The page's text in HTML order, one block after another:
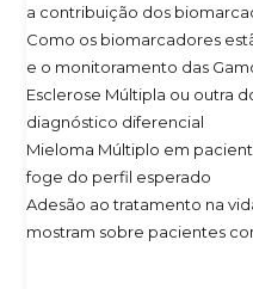
a contribuição dos
Como os biomarcadores
e o monitoramento das
Esclerose Múltipla ou outra
diagnóstico diferencial
Mieloma Múltiplo em
foge do perfil esperado
Adesão ao tratamento na
mostram sobre pacientes